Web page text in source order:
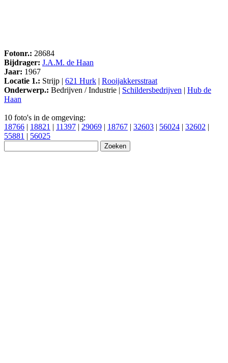
Fotonr.: 28684
Bijdrager: J.A.M. de Haan
Jaar: 1967
Locatie 1.: Strijp | 621 Hurk | Rooijakkersstraat
Onderwerp.: Bedrijven / Industrie | Schildersbedrijven | Hub de
Haan
10 foto's in de omgeving:
18766 | 18821 | 11397 | 29069 | 18767 | 32603 | 56024 | 32602 |
55881 | 56025